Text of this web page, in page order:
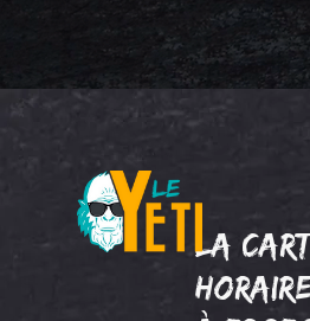
nouveaux maxi-
la